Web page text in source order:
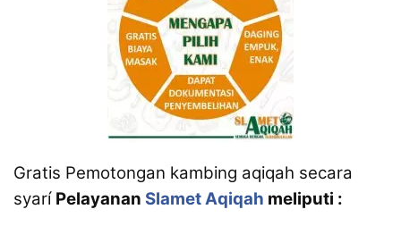
Gratis Pemotongan kambing aqiqah secara
syarí Pelayanan Slamet Aqiqah meliputi :